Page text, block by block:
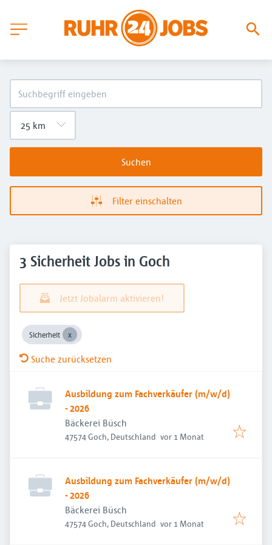
Suchen
Filter einschalten
3 Sicherheit Jobs in Goch
Jetzt Jobalarm aktivieren!
Sicherheit
Suche zurücksetzen
Ausbildung zum Fachverkäufer (m/w/d)
- 2026
Bäckerei Büsch
47574 Goch, Deutschland Veröffentlicht
vor 1 Monat
Ausbildung zum Fachverkäufer (m/w/d)
- 2026
Bäckerei Büsch
47574 Goch, Deutschland Veröffentlicht
vor 1 Monat